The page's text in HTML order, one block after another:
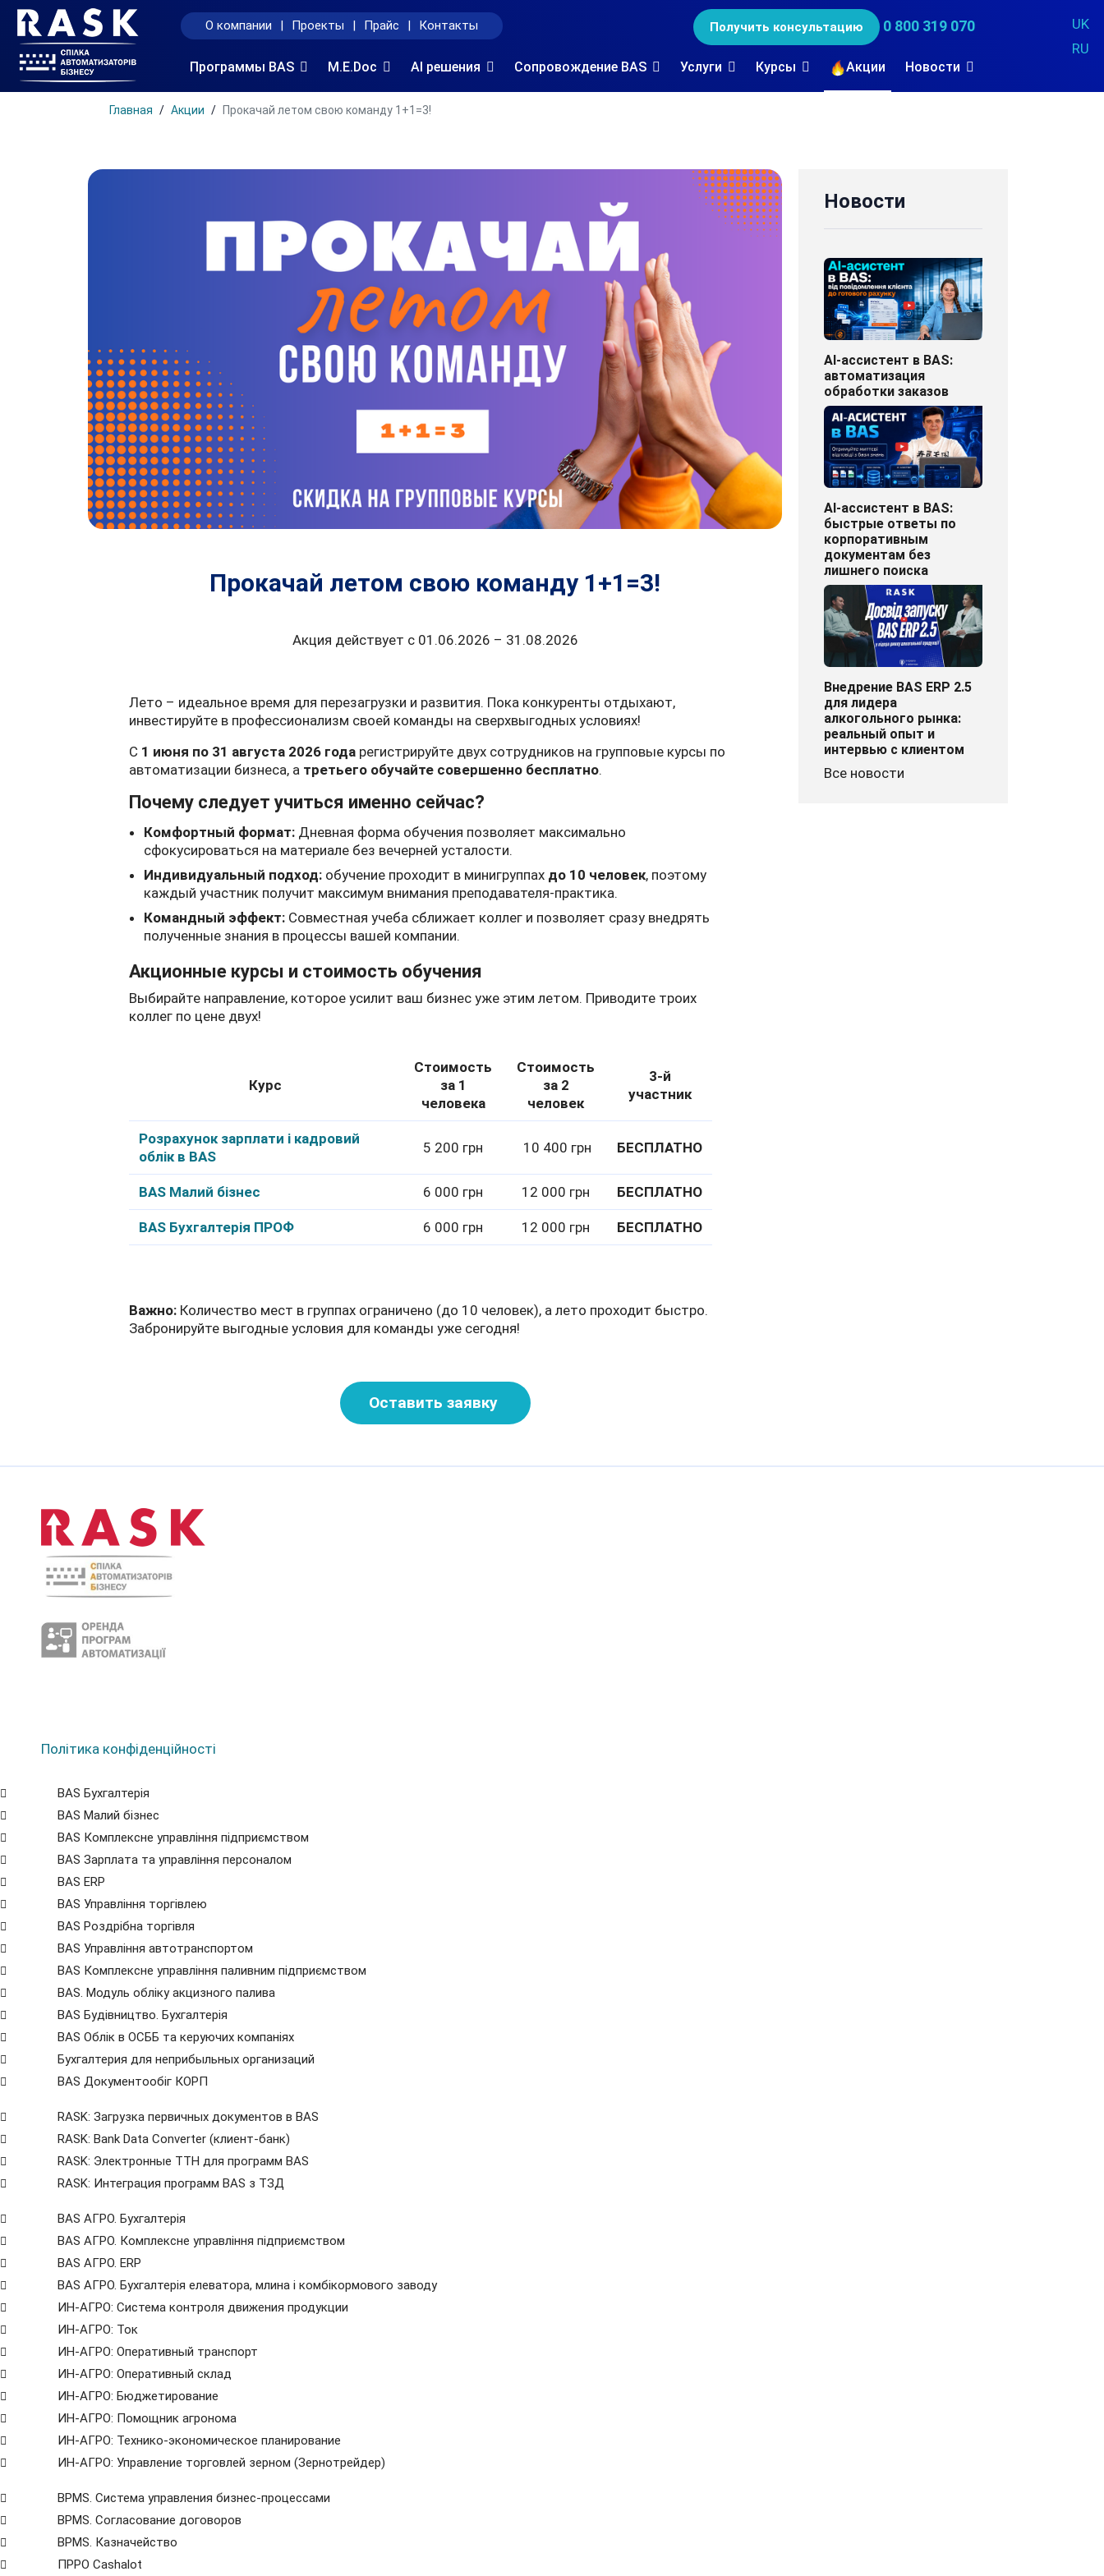
О компании | Проекты | Прайс | Контакты Получить консультацию 0 800 319 070
UK
RU
Программы BAS M.E.Doc AI решения Сопровождение BAS Услуги Курсы Акции Новости
Главная Акции Прокачай летом свою команду 1+1=3!
Прокачай летом свою команду 1+1=3!
Акция действует с 01.06.2026 – 31.08.2026
Лето – идеальное время для перезагрузки и развития. Пока конкуренты отдыхают,
инвестируйте в профессионализм своей команды на сверхвыгодных условиях!
С 1 июня по 31 августа 2026 года регистрируйте двух сотрудников на групповые курсы по
автоматизации бизнеса, а третьего обучайте совершенно бесплатно.
Почему следует учиться именно сейчас?
Комфортный формат: Дневная форма обучения позволяет максимально
сфокусироваться на материале без вечерней усталости.
Индивидуальный подход: обучение проходит в минигруппах до 10 человек, поэтому
каждый участник получит максимум внимания преподавателя-практика.
Командный эффект: Совместная учеба сближает коллег и позволяет сразу внедрять
полученные знания в процессы вашей компании.
Акционные курсы и стоимость обучения
Выбирайте направление, которое усилит ваш бизнес уже этим летом. Приводите троих
коллег по цене двух!
Курс
Стоимость
за 1
человека
Стоимость
за 2
человек
3-й
участник
Розрахунок зарплати і кадровий
облік в BAS
5 200 грн 10 400 грн БЕСПЛАТНО
BAS Малий бізнес 6 000 грн 12 000 грн БЕСПЛАТНО
BAS Бухгалтерія ПРОФ 6 000 грн 12 000 грн БЕСПЛАТНО
Важно: Количество мест в группах ограничено (до 10 человек), а лето проходит быстро.
Забронируйте выгодные условия для команды уже сегодня!
Оставить заявку
Новости
AI-ассистент в BAS:
автоматизация
обработки заказов
AI-ассистент в BAS:
быстрые ответы по
корпоративным
документам без
лишнего поиска
Внедрение BAS ERP 2.5
для лидера
алкогольного рынка:
реальный опыт и
интервью с клиентом
Все новости
Політика конфіденційності
BAS Бухгалтерія
BAS Малий бізнес
BAS Комплексне управління підприємством
BAS Зарплата та управління персоналом
BAS ERP
BAS Управління торгівлею
BAS Роздрібна торгівля
BAS Управління автотранспортом
BAS Комплексне управління паливним підприємством
BAS. Модуль обліку акцизного палива
BAS Будівництво. Бухгалтерія
BAS Облік в ОСББ та керуючих компаніях
Бухгалтерия для неприбыльных организаций
BAS Документообіг КОРП
RASK: Загрузка первичных документов в BAS
RASK: Bank Data Сonverter (клиент-банк)
RASK: Электронные ТТН для программ BAS
RASK: Интеграция программ BAS з ТЗД
BAS АГРО. Бухгалтерія
BAS АГРО. Комплексне управління підприємством
BAS АГРО. ERP
BAS АГРО. Бухгалтерія елеватора, млина і комбікормового заводу
ИН-АГРО: Система контроля движения продукции
ИН-АГРО: Ток
ИН-АГРО: Оперативный транспорт
ИН-АГРО: Оперативный склад
ИН-АГРО: Бюджетирование
ИН-АГРО: Помощник агронома
ИН-АГРО: Технико-экономическое планирование
ИН-АГРО: Управление торговлей зерном (Зернотрейдер)
ВРМS. Система управления бизнес-процессами
BPMS. Согласование договоров
BPМS. Казначейство
ПРРО Cashalot